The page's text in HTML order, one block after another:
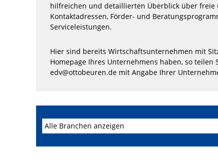
hilfreichen und detaillierten Überblick über freie
Kontaktadressen, Förder- und
Serviceleistungen.
Hier sind bereits Wirtschaftsunternehmen mit
Homepage Ihres Unternehmens haben, so
edv@ottobeuren.de mit Angabe Ihrer